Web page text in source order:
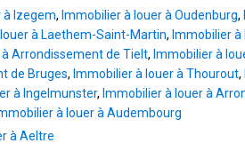
in de ondergrond en
huurprijs: 880,00 euro/
euro/ maand voorschot kosten ad.
vrijblijvend
à Izegem, Immobilier à louer à Oudenburg,
à Laethem-Saint-Martin, Immobilier
à Arrondissement de Tielt, Immobilier à
de Bruges, Immobilier à louer à Thourout,
à Ingelmunster, Immobilier à louer à
à louer à Audembourg
à Aeltre